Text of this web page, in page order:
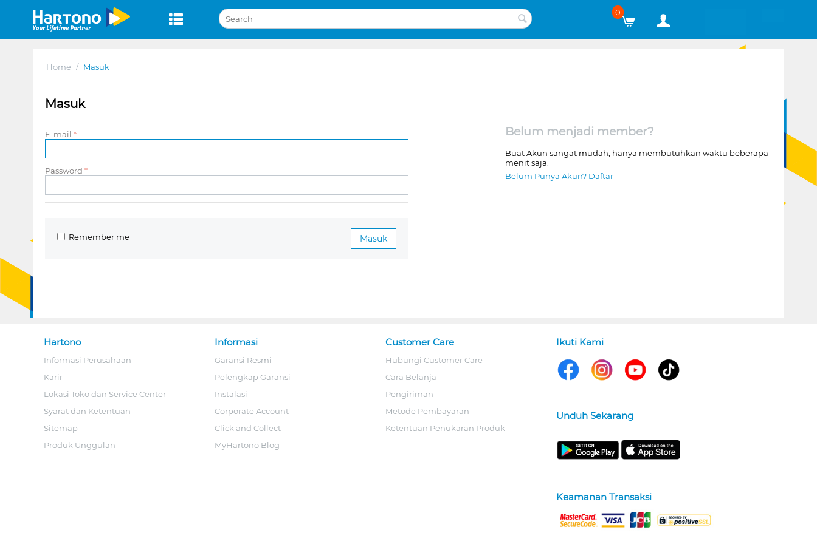
0
Home / Masuk
Masuk
E-mail
Password
Masuk
Remember me
Belum menjadi member?
Buat Akun sangat mudah, hanya membutuhkan waktu beberapa
menit saja.
Belum Punya Akun? Daftar
Hartono
Informasi Perusahaan
Karir
Lokasi Toko dan Service Center
Syarat dan Ketentuan
Sitemap
Produk Unggulan
Informasi
Garansi Resmi
Pelengkap Garansi
Instalasi
Corporate Account
Click and Collect
MyHartono Blog
Customer Care
Hubungi Customer Care
Cara Belanja
Pengiriman
Metode Pembayaran
Ketentuan Penukaran Produk
Ikuti Kami
Unduh Sekarang
Keamanan Transaksi